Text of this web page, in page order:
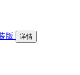
版 详情